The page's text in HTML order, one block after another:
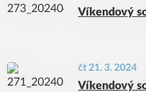
Víkendový
čt 21. 3. 2024
Víkendový